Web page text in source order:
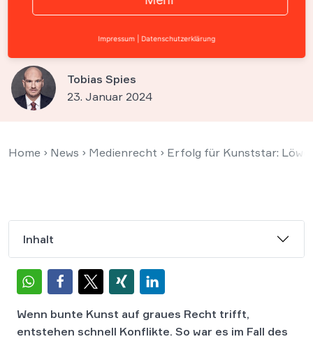
Galerie-Vertrag mit Geuer &
Geuer gebunden
Tobias Spies
23. Januar 2024
Home › News › Medienrecht › Erfolg für Kunststar:
Inhalt
Wenn bunte Kunst auf graues Recht trifft,
entstehen schnell Konflikte. So war es im Fall des
Impressum Datenschutzerklärung